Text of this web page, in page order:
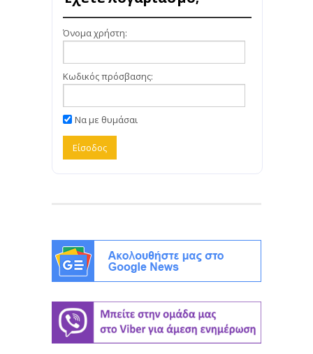
Όνομα χρήστη:
Κωδικός πρόσβασης:
Να με θυμάσαι